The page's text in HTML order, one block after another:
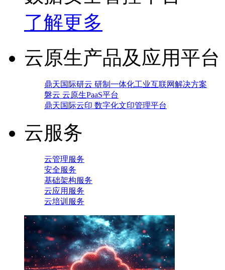
了解更多
云原生产品及应用平台
鼎天国际研云 研制一体化工业互联网解决方案
磐云 云原生PaaS平台
鼎天国际云印 数字化文印管理平台
云服务
云管理服务
安全服务
基础架构服务
云应用服务
云培训服务